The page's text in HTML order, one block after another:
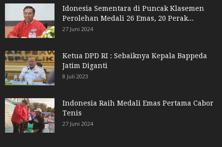
Idonesia Sementara di Puncak Klasemen
Perolehan Medali 26 Emas, 20 Perak...
27 Juni 2024
Ketua DPD RI : Sebaiknya Kepala Bappeda
Jatim Diganti
8 Juli 2023
Indonesia Raih Medali Emas Pertama Cabor
Tenis
27 Juni 2024